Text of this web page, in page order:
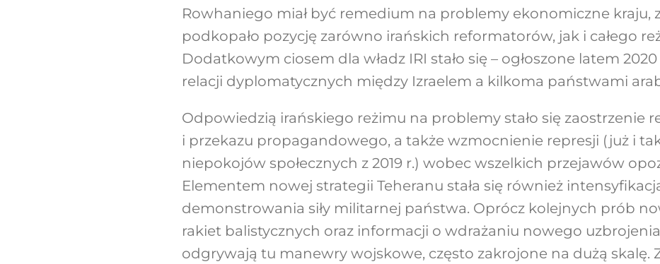
Rowhaniego miał być remedium na problemy ekonomiczne kraju,
podkopało pozycję zarówno irańskich reformatorów, jak i całego
Dodatkowym ciosem dla władz IRI stało się – ogłoszone latem
relacji dyplomatycznych między Izraelem a kilkoma państwami
Odpowiedzią irańskiego reżimu na problemy stało się zaostrzenie
i przekazu propagandowego, a także wzmocnienie represji (już i
niepokojów społecznych z 2019 r.) wobec wszelkich przejawów
Elementem nowej strategii Teheranu stała się również
demonstrowania siły militarnej państwa. Oprócz kolejnych prób
rakiet balistycznych oraz informacji o wdrażaniu nowego
odgrywają tu manewry wojskowe, często zakrojone na dużą skalę.